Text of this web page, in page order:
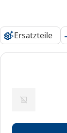
Ersatzteile